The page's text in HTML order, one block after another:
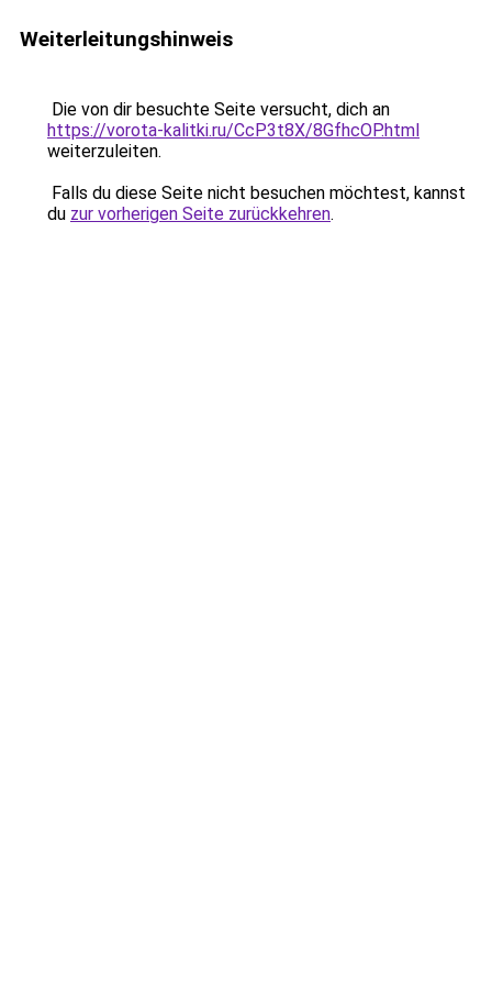
Weiterleitungshinweis
Die von dir besuchte Seite versucht, dich an
https://vorota-kalitki.ru/CcP3t8X/8GfhcOP.html
weiterzuleiten.
Falls du diese Seite nicht besuchen möchtest, kannst
du zur vorherigen Seite zurückkehren.